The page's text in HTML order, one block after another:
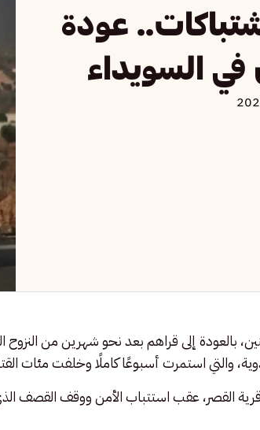
عودة
في السويداء
بالعودة إلى قراهم بعد نحو شهرين من
والتي استمرت أسبوعًا كاملًا وخلفت مئات
منازلهم في قرية القصر، عقب استتباب الأمن ووقف